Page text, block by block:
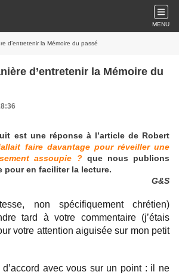
MENU
d’entretenir la Mémoire du passé
d’entretenir la Mémoire du
est une réponse à l’article de Robert
faire davantage pour réveiller une
assoupie ? que nous publions
pour en faciliter la lecture.
G&S
non spécifiquement chrétien)
tard à votre commentaire (j’étais
votre attention aiguisée sur mon petit
avec vous sur un point : il ne